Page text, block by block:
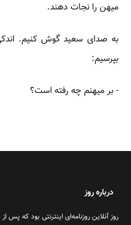
میهن را نجات دهند.‏
به صدای سعید گوش کنیم.
بپرسیم:‏
‏- بر میهنم چه رفته است؟
درباره روز